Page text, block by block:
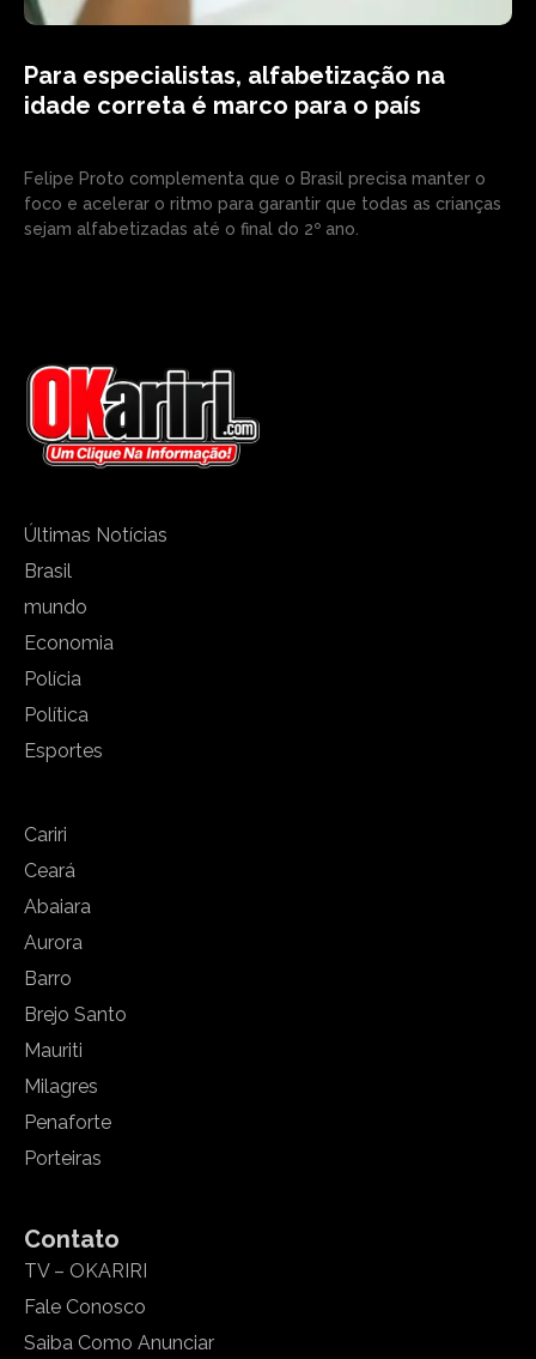
Para especialistas, alfabetização na
idade correta é marco para o país
Felipe Proto complementa que o Brasil precisa manter o
foco e acelerar o ritmo para garantir que todas as crianças
sejam alfabetizadas até o final do 2º ano.
Últimas Notícias
Brasil
mundo
Economia
Polícia
Política
Esportes
Cariri
Ceará
Abaiara
Aurora
Barro
Brejo Santo
Mauriti
Milagres
Penaforte
Porteiras
Contato
TV – OKARIRI
Fale Conosco
Saiba Como Anunciar